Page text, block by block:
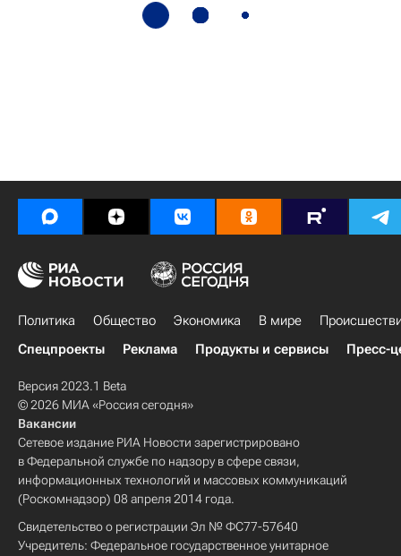
Политика Общество Экономика В мире
Спецпроекты
Реклама Продукты и сервисы Пресс-
Версия 2023.1 Beta
© 2026 МИА «Россия сегодня»
Вакансии
Сетевое издание РИА Новости зарегистрировано
в Федеральной службе по надзору в сфере связи,
информационных технологий и массовых коммуникаций
(Роскомнадзор) 08 апреля 2014 года.
Свидетельство о регистрации Эл № ФС77-57640
Учредитель: Федеральное государственное унитарное